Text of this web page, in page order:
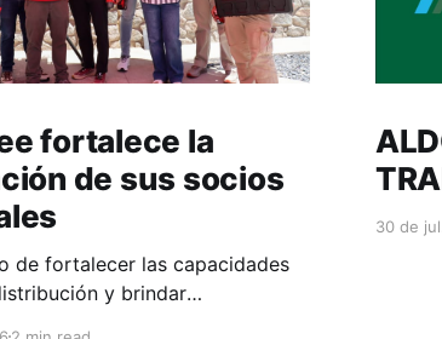
fortalece la
de sus socios
de fortalecer las capacidades
y brindar
30 de